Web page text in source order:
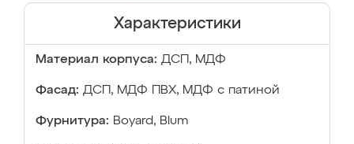
Характеристики
Материал корпуса: ДСП, МДФ
Фасад: ДСП, МДФ ПВХ, МДФ с патиной
Фурнитура: Boyard, Blum